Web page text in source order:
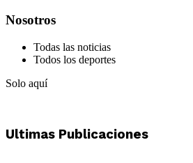
Nosotros
Todas las noticias
Todos los deportes
Solo aquí
Ultimas Publicaciones